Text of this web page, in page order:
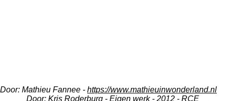
Door: Mathieu Fannee - https://www.mathieuinwonderland.nl
Door: Kris Roderburg - Eigen werk - 2012 - RCE